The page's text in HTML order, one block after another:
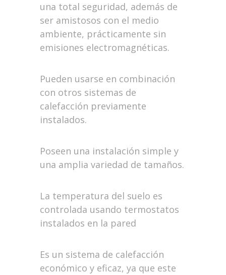
una total seguridad, además de
ser amistosos con el medio
ambiente, prácticamente sin
emisiones electromagnéticas.
Pueden usarse en combinación
con otros sistemas de
calefacción previamente
instalados.
Poseen una instalación simple y
una amplia variedad de tamaños.
La temperatura del suelo es
controlada usando termostatos
instalados en la pared
Es un sistema de calefacción
económico y eficaz, ya que este